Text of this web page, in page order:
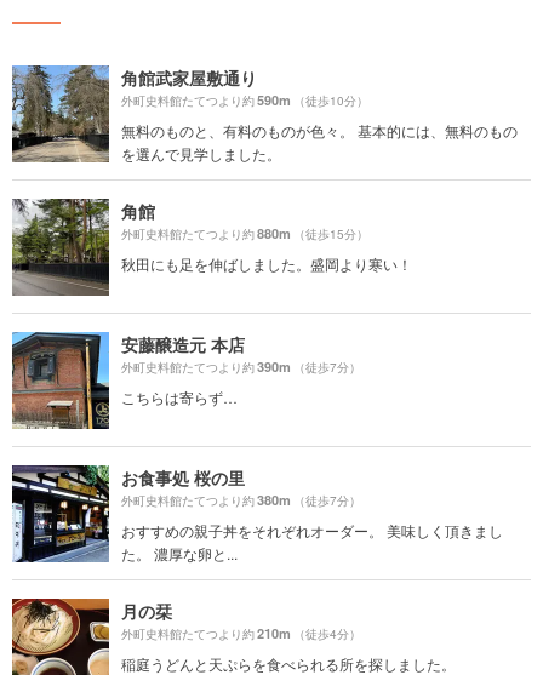
角館武家屋敷通り
外町史料館たてつより約590m （徒歩10分）
無料のものと、有料のものが色々。 基本的には、無料のもの
を選んで見学しました。
角館
外町史料館たてつより約880m （徒歩15分）
秋田にも足を伸ばしました。盛岡より寒い！
安藤醸造元 本店
外町史料館たてつより約390m （徒歩7分）
こちらは寄らず…
お食事処 桜の里
外町史料館たてつより約380m （徒歩7分）
おすすめの親子丼をそれぞれオーダー。 美味しく頂きまし
た。 濃厚な卵と...
月の栞
外町史料館たてつより約210m （徒歩4分）
稲庭うどんと天ぷらを食べられる所を探しました。